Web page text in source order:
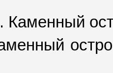
Каменный